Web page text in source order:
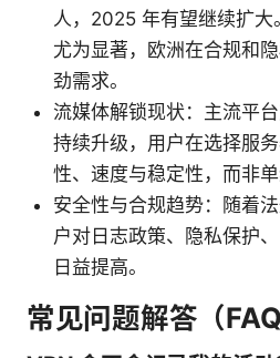
人，2025 年有望继续扩
尤为显著，欧洲在合规和
劲需求。
流媒体解锁现状：主流平
持续升级，用户在选择服
性、速度与稳定性，而非单
安全性与合规趋势：随着
户对日志政策、隐私保护
日益提高。
常见问题解答（FAQ